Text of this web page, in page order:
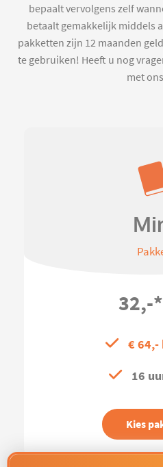
bepaalt vervolgens zelf
betaalt gemakkelijk middels
pakketten zijn 12 maanden
te gebruiken! Heeft u nog
met
32,-*
€
16
Kies